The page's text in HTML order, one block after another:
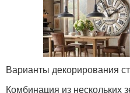
Варианты декорирования
Комбинация из нескольких